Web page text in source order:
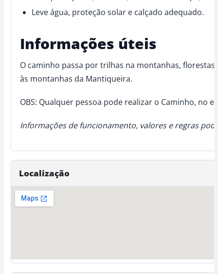
Leve água, proteção solar e calçado adequado.
Informações úteis
O caminho passa por trilhas na montanhas,
às montanhas da Mantiqueira.
OBS: Qualquer pessoa pode realizar o Caminho, no
Informações de funcionamento, valores e regras
Localização